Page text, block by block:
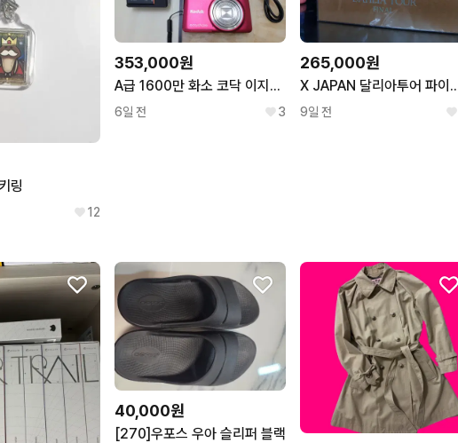
링
12
353,000원
A급 1600만 화소 코닥 이지쉐어 M5350 컴팩트 디카 감성카메라
6일 전 3
265,000원
X JAPAN 달리아투어
9일 전
40,000원
[270]우포스 우아 슬리퍼 블랙